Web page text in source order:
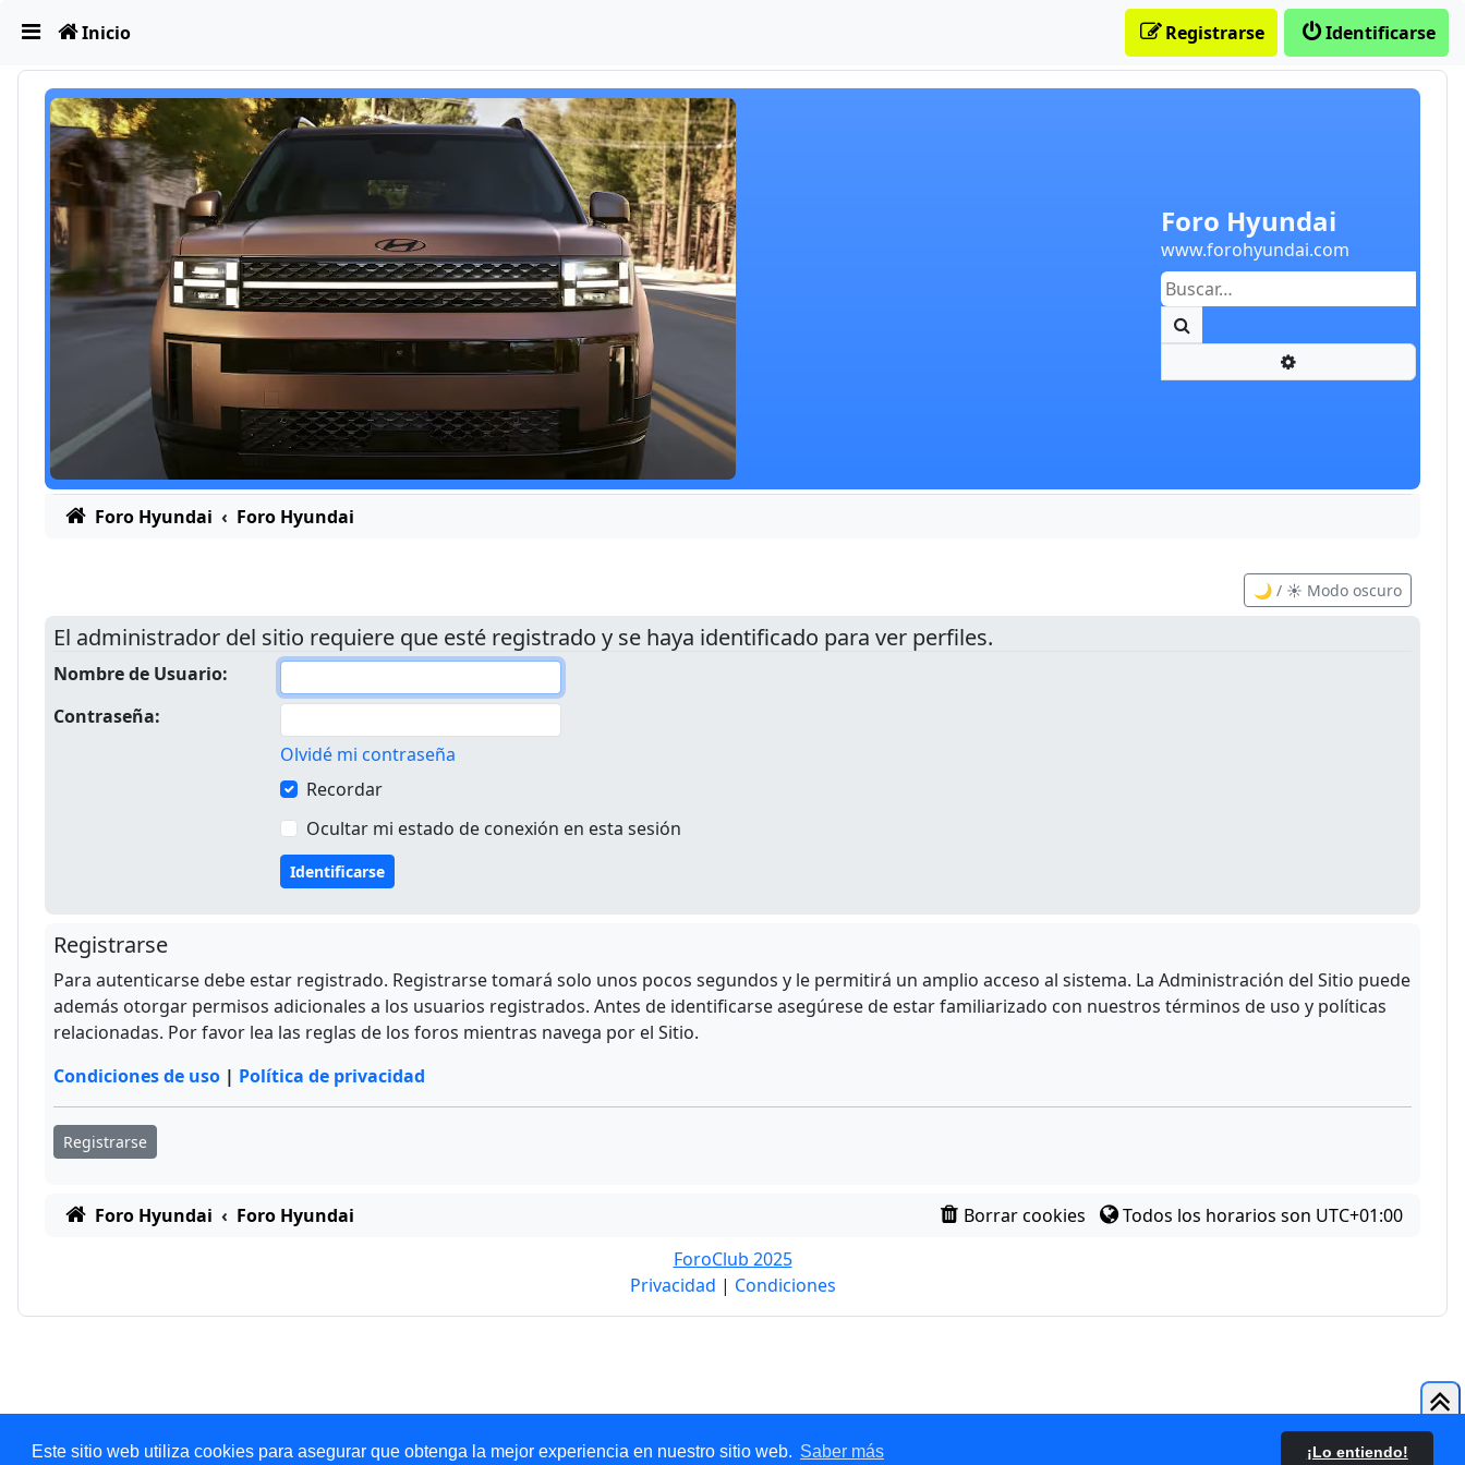
Este sitio web utiliza cookies para asegurar que obtenga la mejor experiencia en nuestro sitio web. Saber más ¡Lo entiendo!
Obviar
Foro Hyundai
www.forohyundai.com
Inicio Identificarse
Registrarse
Foro Hyundai Foro Hyundai
🌙 / ☀️ Modo oscuro
El administrador del sitio requiere que esté registrado y se haya identificado para ver perfiles.
Nombre de Usuario:
Contraseña:
Olvidé mi contraseña
Recordar
Ocultar mi estado de conexión en esta sesión
Registrarse
Para autenticarse debe estar registrado. Registrarse tomará solo unos pocos segundos y le permitirá un amplio acceso al sistema. La Administración del Sitio puede
además otorgar permisos adicionales a los usuarios registrados. Antes de identificarse asegúrese de estar familiarizado con nuestros términos de uso y políticas
relacionadas. Por favor lea las reglas de los foros mientras navega por el Sitio.
Condiciones de uso | Política de privacidad
Registrarse
Foro Hyundai Foro Hyundai Borrar cookies Todos los horarios son UTC+01:00
ForoClub 2025
Privacidad | Condiciones